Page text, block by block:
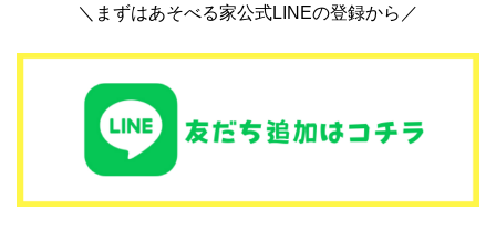
＼まずはあそべる家公式LINEの登録から／